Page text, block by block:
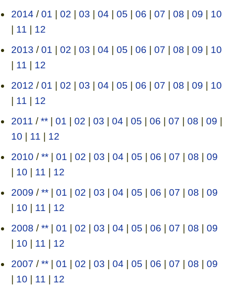
2014 /01 | 02 | 03 | 04 | 05 | 06 | 07 | 08 | 09 | 10
| 11 | 12
2013 /01 | 02 | 03 | 04 | 05 | 06 | 07 | 08 | 09 | 10
| 11 | 12
2012 /01 | 02 | 03 | 04 | 05 | 06 | 07 | 08 | 09 | 10
| 11 | 12
2011 /**| 01 | 02 | 03 | 04 | 05 | 06 | 07 | 08 | 09 |
10 | 11 | 12
2010 /**| 01 | 02 | 03 | 04 | 05 | 06 | 07 | 08 | 09
| 10 | 11 | 12
2009 /**| 01 | 02 | 03 | 04 | 05 | 06 | 07 | 08 | 09
| 10 | 11 | 12
2008 /**| 01 | 02 | 03 | 04 | 05 | 06 | 07 | 08 | 09
| 10 | 11 | 12
2007 /**| 01 | 02 | 03 | 04 | 05 | 06 | 07 | 08 | 09
| 10 | 11 | 12